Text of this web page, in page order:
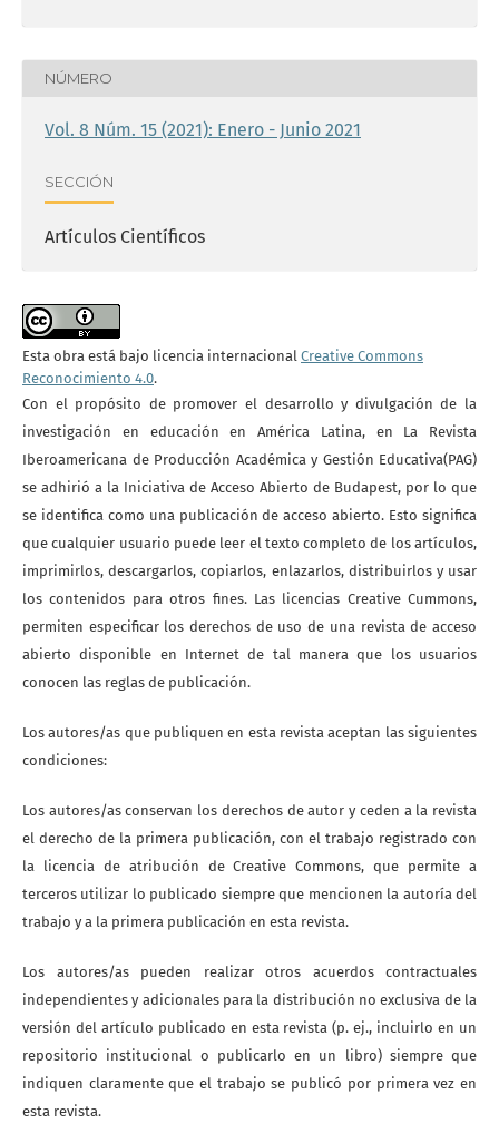
NÚMERO
Vol. 8 Núm. 15 (2021): Enero - Junio 2021
SECCIÓN
Artículos Científicos
Esta obra está bajo licencia internacional Creative Commons
Reconocimiento 4.0.
Con el propósito de promover el desarrollo y divulgación de la
investigación en educación en América Latina, en La Revista
Iberoamericana de Producción Académica y Gestión Educativa(PAG)
se adhirió a la Iniciativa de Acceso Abierto de Budapest, por lo que
se identifica como una publicación de acceso abierto. Esto significa
que cualquier usuario puede leer el texto completo de los artículos,
imprimirlos, descargarlos, copiarlos, enlazarlos, distribuirlos y usar
los contenidos para otros fines. Las licencias Creative Cummons,
permiten especificar los derechos de uso de una revista de acceso
abierto disponible en Internet de tal manera que los usuarios
conocen las reglas de publicación.
Los autores/as que publiquen en esta revista aceptan las siguientes
condiciones:
Los autores/as conservan los derechos de autor y ceden a la revista
el derecho de la primera publicación, con el trabajo registrado con
la licencia de atribución de Creative Commons, que permite a
terceros utilizar lo publicado siempre que mencionen la autoría del
trabajo y a la primera publicación en esta revista.
Los autores/as pueden realizar otros acuerdos contractuales
independientes y adicionales para la distribución no exclusiva de la
versión del artículo publicado en esta revista (p. ej., incluirlo en un
repositorio institucional o publicarlo en un libro) siempre que
indiquen claramente que el trabajo se publicó por primera vez en
esta revista.